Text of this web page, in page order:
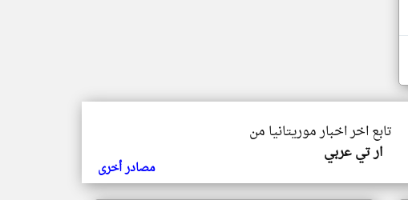
تابع اخر اخبار موريتانيا من
ار تي عربي
مصادر أخرى